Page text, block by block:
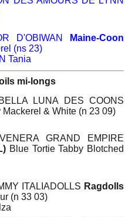
D'OBIWAN
Maine-Coon
(ns 23)
Tania
mi-longs
LUNA DES COONS
Mackerel & White (n 23 09)
GRAND EMPIRE
Blue Tortie Tabby Blotched
ITALIADOLLS Ragdolls
(n 33 03)